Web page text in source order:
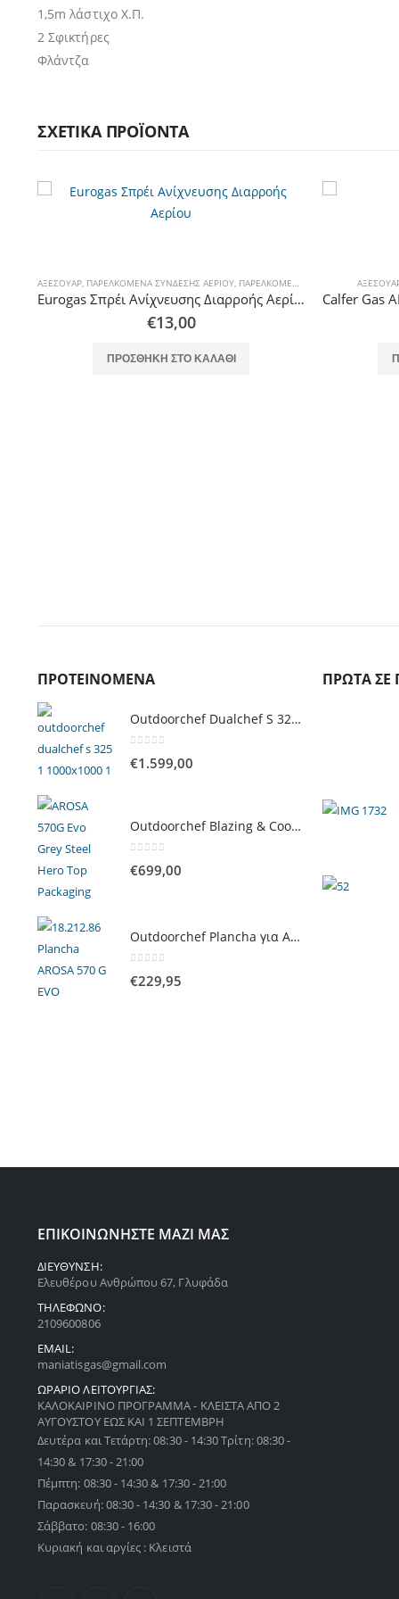
1,5m λάστιχο X.Π.
2 Σφικτήρες
Φλάντζα
ΣΧΕΤΙΚΆ ΠΡΟΪΌΝΤΑ
ΑΞΕΣΟΥΆΡ, ΠΑΡΕΛΚΌΜΕΝΑ ΣΎΝΔΕΣΗΣ ΑΕΡΊΟΥ, ΠΑΡΕΛΚΌΜΕΝΑ ΣΥΣΚΕΥΏΝ ΑΕΡΊΟΥ
Eurogas Σπρέι Ανίχνευσης Διαρροής Αερίου
€13,00
ΠΡΟΣΘΉΚΗ ΣΤΟ ΚΑΛΆΘΙ
ΠΡΟΤΕΙΝΌΜΕΝΑ
Outdoorchef Dualchef S 325 G Ψησταριά Υγραερίου
€1.599,00
Outdoorchef Blazing & Cooking Zone Kit Plus για Ψησταριά Arosa Evo
€699,00
Outdoorchef Plancha για Arosa Evo
€229,95
ΠΡΏΤΑ ΣΕ
ΕΠΙΚΟΙΝΩΝΗΣΤΕ ΜΑΖΙ ΜΑΣ
ΔΙΕΥΘΥΝΣΗ:
Ελευθέρου Ανθρώπου 67, Γλυφάδα
ΤΗΛΕΦΩΝΟ:
2109600806
EMAIL:
maniatisgas@gmail.com
ΩΡΑΡΙΟ ΛΕΙΤΟΥΡΓΙΑΣ:
ΚΑΛΟΚΑΙΡΙΝΟ ΠΡΟΓΡΑΜΜΑ - ΚΛΕΙΣΤΑ ΑΠΟ 2
ΑΥΓΟΥΣΤΟΥ ΕΩΣ ΚΑΙ 1 ΣΕΠΤΕΜΒΡΗ
Δευτέρα και Τετάρτη: 08:30 - 14:30 Τρίτη: 08:30 -
14:30 & 17:30 - 21:00
Πέμπτη: 08:30 - 14:30 & 17:30 - 21:00
Παρασκευή: 08:30 - 14:30 & 17:30 - 21:00
Σάββατο: 08:30 - 16:00
Κυριακή και αργίες : Κλειστά